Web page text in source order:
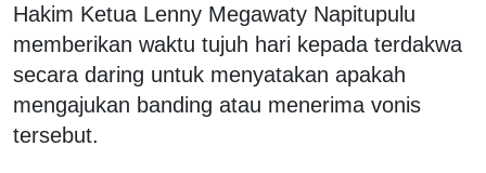
Hakim Ketua Lenny Megawaty Napitupulu
memberikan waktu tujuh hari kepada terdakwa
secara daring untuk menyatakan apakah
mengajukan banding atau menerima vonis
tersebut.